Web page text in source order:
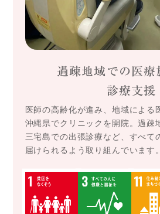
過疎地域での医療
診療支援
医師の高齢化が進み、地域による
沖縄県でクリニックを開院。過疎
三宅島での出張診療など、すべて
届けられるよう取り組んでいます。